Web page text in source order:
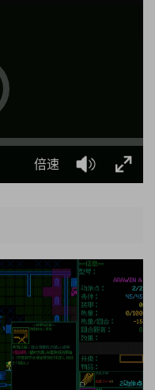
倍速